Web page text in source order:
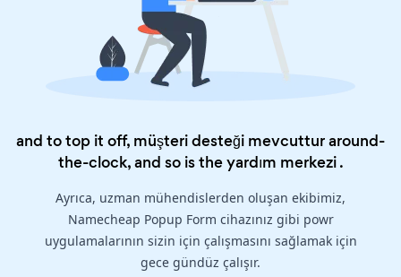
and to top it off, müşteri desteği mevcuttur around-
the-clock, and so is theyardım merkezi.
Ayrıca, uzman mühendislerden oluşan ekibimiz,
Namecheap Popup Form cihazınız gibi powr
uygulamalarının sizin için çalışmasını sağlamak için
gece gündüz çalışır.